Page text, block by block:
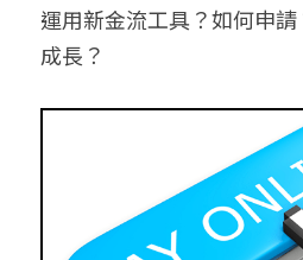
運用新金流工具？如何申
成長？